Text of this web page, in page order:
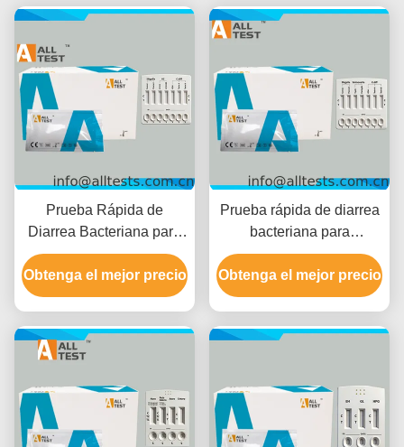
Prueba Rápida de
Diarrea Bacteriana para
Shigella/Cholerae/C.diff
con Tiempo de Lectura de
10 Minutos, Certificado
Obtenga el mejor precio
Prueba rápida de diarrea
bacteriana para
Shigella/Salmonella/C.diff
con resultados rápidos en
10 minutos, alta precisión
Obtenga el mejor precio